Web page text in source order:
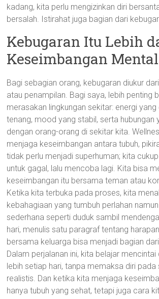
kadang, kita perlu mengizinkan diri
bersalah. Istirahat juga bagian dari
Kebugaran Itu Lebih
Keseimbangan Mental
Bagi sebagian orang, kebugaran diukur
atau penampilan. Bagi saya, lebih penting
merasakan lingkungan sekitar: energi yang
tenang, mood yang stabil, serta hubungan
dengan orang-orang di sekitar kita.
menjaga keseimbangan antara tubuh,
tidak perlu menjadi superhuman; kita
untuk gagal, lalu mencoba lagi. Kita bisa
keseimbangan itu bersama teman atau
Ketika kita terbuka pada proses, kita
kebahagiaan yang tumbuh perlahan
sederhana seperti duduk sambil
hari, menulis satu paragraf tentang
bersama keluarga bisa menjadi bagian
Dalam perjalanan ini, kita belajar mencintai
lebih setiap hari, tanpa memaksa diri
realistis. Dan ketika kita menjaga
hanya tubuh yang sehat, tetapi juga cara